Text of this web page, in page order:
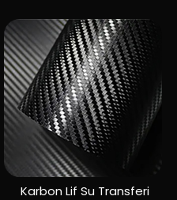
Karbon Lif Su Transferi